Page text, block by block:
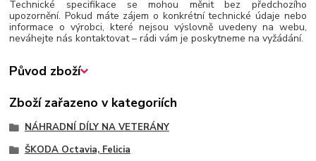
Technické specifikace se mohou měnit bez předchozího
upozornění. Pokud máte zájem o konkrétní technické údaje nebo
informace o výrobci, které nejsou výslovně uvedeny na webu,
neváhejte nás kontaktovat – rádi vám je poskytneme na vyžádání.
Původ zboží
Zboží zařazeno v kategoriích
NÁHRADNÍ DÍLY NA VETERÁNY
ŠKODA Octavia, Felicia